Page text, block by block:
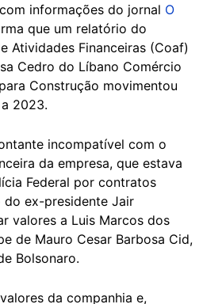
informações do jornal O
que um relatório do
Atividades Financeiras (Coaf)
Cedro do Líbano Comércio
Construção movimentou
2023.
incompatível com o
da empresa, que estava
Federal por contratos
do ex-presidente Jair
valores a Luis Marcos dos
de Mauro Cesar Barbosa Cid,
Bolsonaro.
valores da companhia e,